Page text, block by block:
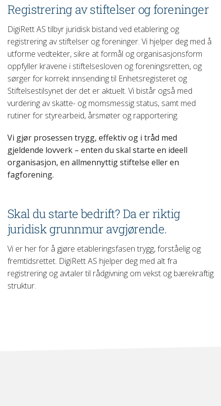
Registrering av stiftelser og foreninger
DigiRett AS tilbyr juridisk bistand ved etablering og
registrering av stiftelser og foreninger. Vi hjelper deg med å
utforme vedtekter, sikre at formål og organisasjonsform
oppfyller kravene i stiftelsesloven og foreningsretten, og
sørger for korrekt innsending til Enhetsregisteret og
Stiftelsestilsynet der det er aktuelt. Vi bistår også med
vurdering av skatte- og momsmessig status, samt med
rutiner for styrearbeid, årsmøter og rapportering.
Vi gjør prosessen trygg, effektiv og i tråd med
gjeldende lovverk – enten du skal starte en ideell
organisasjon, en allmennyttig stiftelse eller en
fagforening.
Skal du starte bedrift? Da er riktig
juridisk grunnmur avgjørende.
Vi er her for å gjøre etableringsfasen trygg, forståelig og
fremtidsrettet. DigiRett AS hjelper deg med alt fra
registrering og avtaler til rådgivning om vekst og bærekraftig
struktur.